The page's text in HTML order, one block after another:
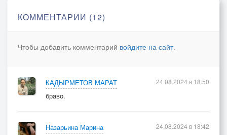
КОММЕНТАРИИ (12)
Чтобы добавить комментарий войдите на сайт.
КАДЫРМЕТОВ МАРАТ
браво.
24.08.2024 в 18:50
Назарьина Марина
24.08.2024 в 18:42